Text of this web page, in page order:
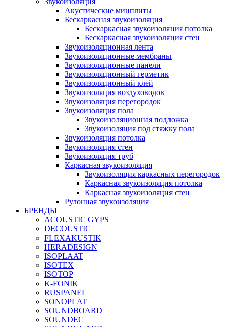
Акустические минплиты
Бескаркасная звукоизоляция
Бескаркасная звукоизоляция потолка
Бескаркасная звукоизоляция стен
Звукоизоляционная лента
Звукоизоляционные мембраны
Звукоизоляционные панели
Звукоизоляционный герметик
Звукоизоляционный клей
Звукоизоляция воздуховодов
Звукоизоляция перегородок
Звукоизоляция пола
Звукоизоляционная подложка
Звукоизоляция под стяжку пола
Звукоизоляция потолка
Звукоизоляция стен
Звукоизоляция труб
Каркасная звукоизоляция
Звукоизоляция каркасных перегородок
Каркасная звукоизоляция потолка
Каркасная звукоизоляция стен
Рулонная звукоизоляция
БРЕНДЫ
ACOUSTIC GYPS
DECOUSTIC
FLEXAKUSTIK
HERADESIGN
ISOPLAAT
ISOTEX
ISOTOP
K-FONIK
RUSPANEL
SONOPLAT
SOUNDBOARD
SOUNDEC